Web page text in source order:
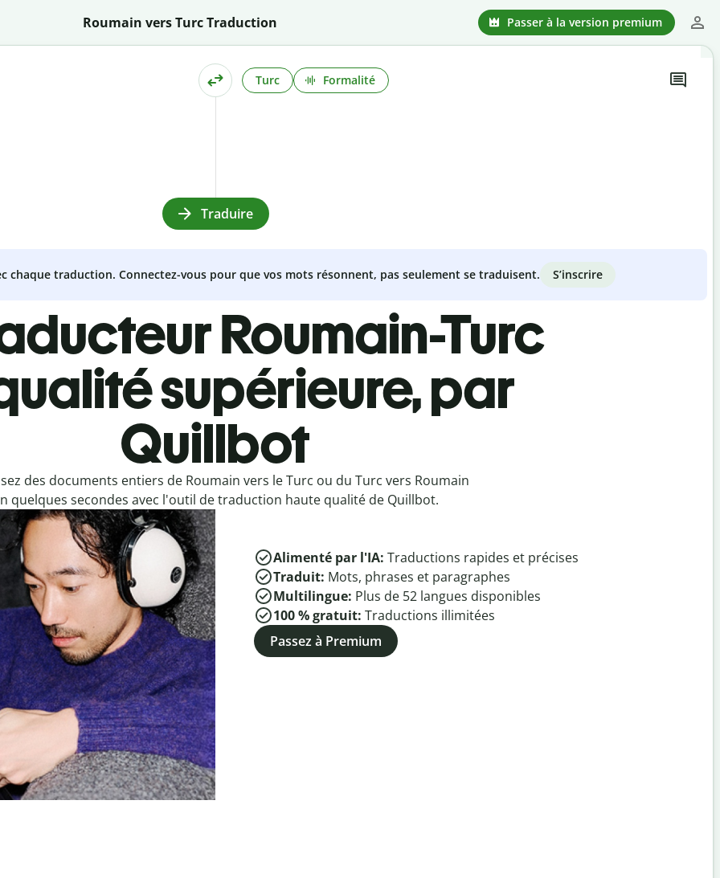
Roumain vers Turc Traduction Passer à la version premium
Turc Formalité
Traduire
chaque traduction. Connectez-vous pour que vos mots résonnent, pas seulement se traduisent. S’inscrire
Roumain-Turc
supérieure, par
Quillbot
des documents entiers de Roumain vers le Turc ou du Turc vers Roumain
quelques secondes avec l'outil de traduction haute qualité de Quillbot.
Alimenté par l'IA: Traductions rapides et précises
Traduit: Mots, phrases et paragraphes
Multilingue: Plus de 52 langues disponibles
100 % gratuit: Traductions illimitées
Passez à Premium